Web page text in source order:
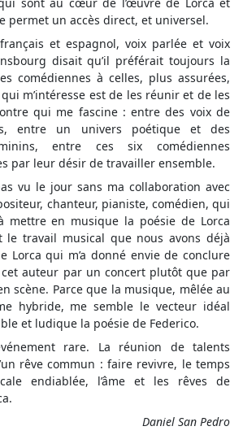
permet un accès direct, et universel.
et espagnol, voix parlée et voix
disait qu’il préférait toujours la
comédiennes à celles, plus assurées,
m’intéresse est de les réunir et de les
qui me fascine : entre des voix de
entre un univers poétique et des
entre ces six comédiennes
par leur désir de travailler ensemble.
vu le jour sans ma collaboration avec
chanteur, pianiste, comédien, qui
mettre en musique la poésie de Lorca
le travail musical que nous avons déjà
Lorca qui m’a donné envie de conclure
cet auteur par un concert plutôt que par
scène. Parce que la musique, mêlée au
hybride, me semble le vecteur idéal
et ludique la poésie de Federico.
rare. La réunion de talents
rêve commun : faire revivre, le temps
endiablée, l’âme et les rêves de
Daniel San Pedro